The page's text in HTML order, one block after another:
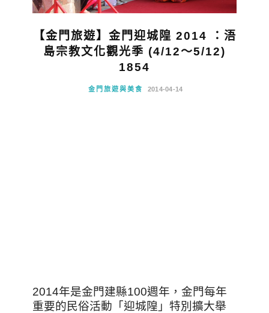
【金門旅遊】金門迎城隍 2014 ：浯
島宗教文化觀光季 (4/12～5/12)
1854
金門旅遊與美食 2014-04-14
2014年是金門建縣100週年，金門每年
重要的民俗活動「迎城隍」特別擴大舉